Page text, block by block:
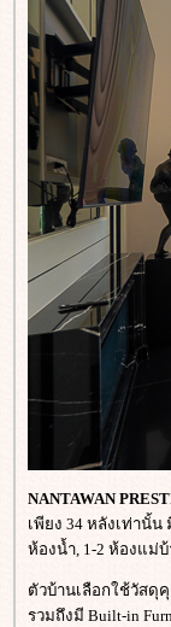
NANTAWAN
เพียง 34 หลังเท่านั้
ห้องน้ำ, 1-2 ห้องแม่
ตัวบ้านเลือกใช้วัสดุคุ
รวมถึงมี Built-in